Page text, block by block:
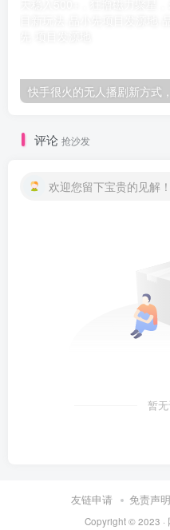
评论 抢沙发
欢迎您留下宝贵的见解！
暂
友链申请 免责声明
Copyright © 2023 ·